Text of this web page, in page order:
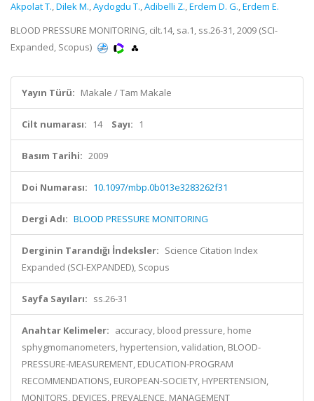
Akpolat T.,Dilek M.,Aydogdu T.,Adibelli Z.,Erdem D. G.,Erdem E.
BLOOD PRESSURE MONITORING, cilt.14, sa.1, ss.26-31, 2009 (SCI-
Expanded, Scopus)
Yayın Türü: Makale / Tam Makale
Cilt numarası: 14 Sayı: 1
Basım Tarihi: 2009
Doi Numarası: 10.1097/mbp.0b013e3283262f31
Dergi Adı: BLOOD PRESSURE MONITORING
Derginin Tarandığı İndeksler: Science Citation Index
Expanded (SCI-EXPANDED), Scopus
Sayfa Sayıları: ss.26-31
Anahtar Kelimeler: accuracy, blood pressure, home
sphygmomanometers, hypertension, validation, BLOOD-
PRESSURE-MEASUREMENT, EDUCATION-PROGRAM
RECOMMENDATIONS, EUROPEAN-SOCIETY, HYPERTENSION,
MONITORS, DEVICES, PREVALENCE, MANAGEMENT